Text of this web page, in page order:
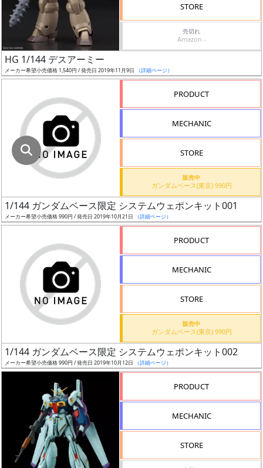
舗
が
最
安
値
ス
ア
タ
ー
（β）
STORE
売切れ
Amazon -
HG 1/144 デスアーミー
メーカー希望小売価格 1,540円 / 発売日 2019年11月9日 （詳細ページ）
PRODUCT
MECHANIC
STORE
販売中
ガンダムベース(東京) 990円
1/144 ガンダムベース限定 システムウェポンキット001
メーカー希望小売価格 990円 / 発売日 2019年10月21日 （詳細ページ）
PRODUCT
MECHANIC
STORE
販売中
ガンダムベース(東京) 990円
1/144 ガンダムベース限定 システムウェポンキット002
メーカー希望小売価格 990円 / 発売日 2019年10月12日 （詳細ページ）
PRODUCT
MECHANIC
STORE